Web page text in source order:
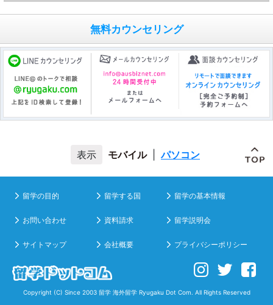
無料カウンセリング
モバイル パソコン
留学の目的 留学する国 留学の基本情報
お問い合わせ 資料請求 留学説明会
サイトマップ 会社概要 プライバシーポリシー
Copyright (C) Since 2003 留学 海外留学Ryugaku Dot Com. All Rights Reserved